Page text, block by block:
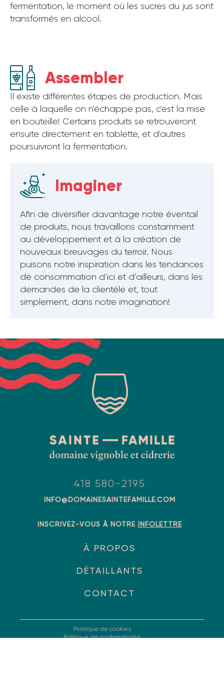
fermentation, le moment où les sucres du jus sont
transformés en alcool.
Assembler
Il existe différentes étapes de production. Mais
celle à laquelle on n'échappe pas, c'est la mise
en bouteille! Certains produits se retrouveront
ensuite directement en tablette, et d'autres
poursuivront la fermentation.
Imaginer
Afin de diversifier davantage notre éventail
de produits, nous travaillons constamment
au développement et à la création de
nouveaux breuvages du terroir. Nous
puisons notre inspiration dans les tendances
de consommation d’ici et d’ailleurs, dans les
demandes de la clientèle et, tout
simplement, dans notre imagination!
À PROPOS
DÉTAILLANTS
CONTACT
418 580-2195
INFO@DOMAINESAINTEFAMILLE.COM
INSCRIVEZ-VOUS À NOTRE INFOLETTRE
Politique de cookies
Politique de confidentialité